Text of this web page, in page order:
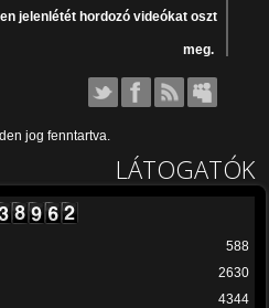
jelenlétét hordozó videókat oszt
meg.
jog fenntartva.
LÁTOGATÓK
588
2630
4344